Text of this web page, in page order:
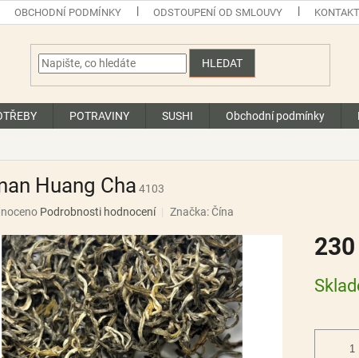
OBCHODNÍ PODMÍNKY ODSTOUPENÍ OD SMLOUVY
HLEDAT
POTRAVINY SUSHI Obchodní podmínky
Huang Cha 4103
Podrobnosti hodnocení Značka: Čína
cena: